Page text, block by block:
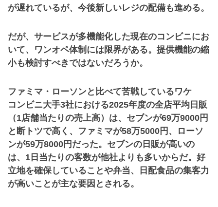
が遅れているが、今後新しいレジの配備も進める。
だが、サービスが多機能化した現在のコンビニにお
いて、ワンオペ体制には限界がある。提供機能の縮
小も検討すべきではないだろうか。
ファミマ・ローソンと比べて苦戦しているワケ
コンビニ大手3社における2025年度の全店平均日販
（1店舗当たりの売上高）は、セブンが69万9000円
と断トツで高く、ファミマが58万5000円、ローソ
ンが59万8000円だった。セブンの日販が高いの
は、1日当たりの客数が他社よりも多いからだ。好
立地を確保していることや弁当、日配食品の集客力
が高いことが主な要因とされる。